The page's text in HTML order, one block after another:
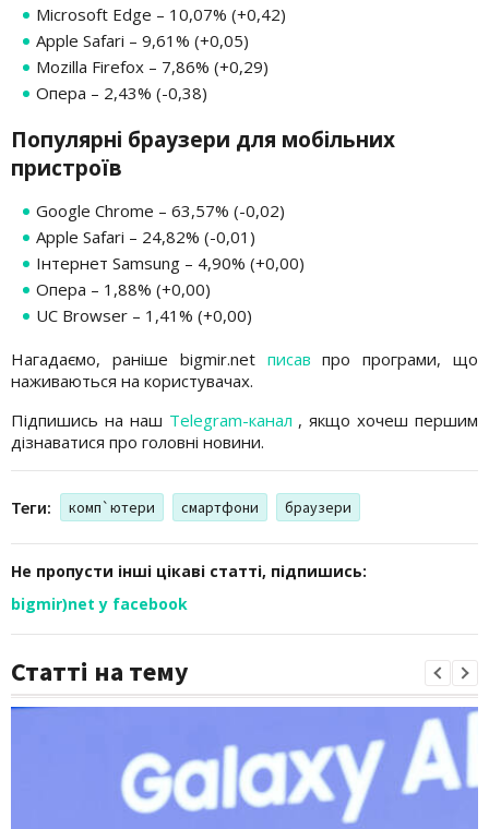
Microsoft Edge – 10,07% (+0,42)
Apple Safari – 9,61% (+0,05)
Mozilla Firefox – 7,86% (+0,29)
Опера – 2,43% (-0,38)
Популярні браузери для мобільних
пристроїв
Google Chrome – 63,57% (-0,02)
Apple Safari – 24,82% (-0,01)
Інтернет Samsung – 4,90% (+0,00)
Опера – 1,88% (+0,00)
UC Browser – 1,41% (+0,00)
Нагадаємо, раніше bigmir.net писав про програми, що
наживаються на користувачах.
Підпишись на наш Telegram-канал , якщо хочеш першим
дізнаватися про головні новини.
Теги: комп`ютери смартфони браузери
Не пропусти інші цікаві статті, підпишись:
bigmir)net у facebook
Статті на тему